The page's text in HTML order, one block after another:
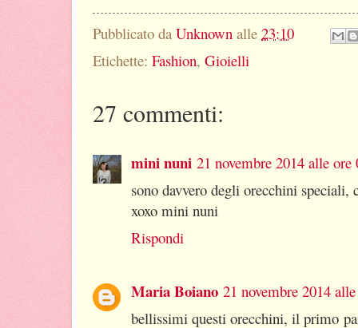
Pubblicato da Unknown alle 23:10
Etichette: Fashion, Gioielli
27 commenti:
mini nuni 21 novembre 2014 alle ore
sono davvero degli orecchini speciali,
xoxo mini nuni
Rispondi
Maria Boiano 21 novembre 2014
bellissimi questi orecchini, il primo